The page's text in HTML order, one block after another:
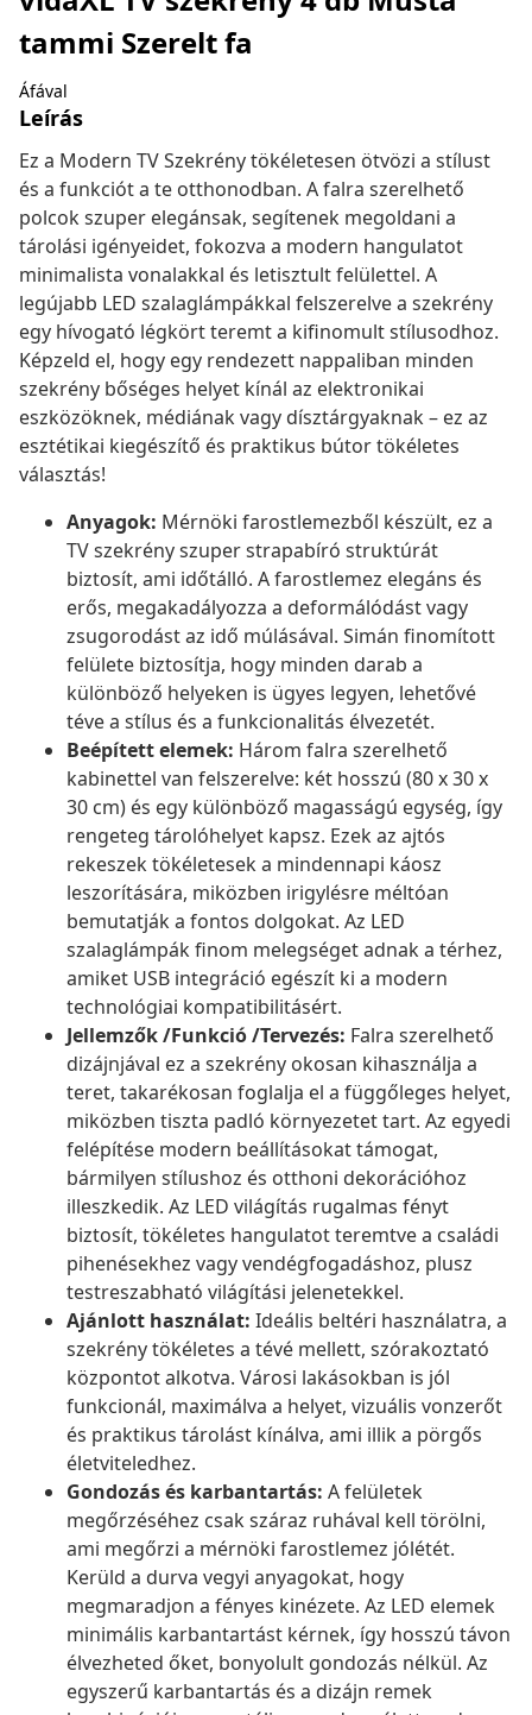
tammi Szerelt fa
Áfával
Leírás
Ez a Modern TV Szekrény tökéletesen ötvözi a stílust
és a funkciót a te otthonodban. A falra szerelhető
polcok szuper elegánsak, segítenek megoldani a
tárolási igényeidet, fokozva a modern hangulatot
minimalista vonalakkal és letisztult felülettel. A
legújabb LED szalaglámpákkal felszerelve a szekrény
egy hívogató légkört teremt a kifinomult stílusodhoz.
Képzeld el, hogy egy rendezett nappaliban minden
szekrény bőséges helyet kínál az elektronikai
eszközöknek, médiának vagy dísztárgyaknak – ez az
esztétikai kiegészítő és praktikus bútor tökéletes
választás!
Anyagok: Mérnöki farostlemezből készült, ez a
TV szekrény szuper strapabíró struktúrát
biztosít, ami időtálló. A farostlemez elegáns és
erős, megakadályozza a deformálódást vagy
zsugorodást az idő múlásával. Simán finomított
felülete biztosítja, hogy minden darab a
különböző helyeken is ügyes legyen, lehetővé
téve a stílus és a funkcionalitás élvezetét.
Beépített elemek: Három falra szerelhető
kabinettel van felszerelve: két hosszú (80 x 30 x
30 cm) és egy különböző magasságú egység, így
rengeteg tárolóhelyet kapsz. Ezek az ajtós
rekeszek tökéletesek a mindennapi káosz
leszorítására, miközben irigylésre méltóan
bemutatják a fontos dolgokat. Az LED
szalaglámpák finom melegséget adnak a térhez,
amiket USB integráció egészít ki a modern
technológiai kompatibilitásért.
Jellemzők /Funkció /Tervezés: Falra szerelhető
dizájnjával ez a szekrény okosan kihasználja a
teret, takarékosan foglalja el a függőleges helyet,
miközben tiszta padló környezetet tart. Az egyedi
felépítése modern beállításokat támogat,
bármilyen stílushoz és otthoni dekorációhoz
illeszkedik. Az LED világítás rugalmas fényt
biztosít, tökéletes hangulatot teremtve a családi
pihenésekhez vagy vendégfogadáshoz, plusz
testreszabható világítási jelenetekkel.
Ajánlott használat: Ideális beltéri használatra, a
szekrény tökéletes a tévé mellett, szórakoztató
központot alkotva. Városi lakásokban is jól
funkcionál, maximálva a helyet, vizuális vonzerőt
és praktikus tárolást kínálva, ami illik a pörgős
életviteledhez.
Gondozás és karbantartás: A felületek
megőrzéséhez csak száraz ruhával kell törölni,
ami megőrzi a mérnöki farostlemez jólétét.
Kerüld a durva vegyi anyagokat, hogy
megmaradjon a fényes kinézete. Az LED elemek
minimális karbantartást kérnek, így hosszú távon
élvezheted őket, bonyolult gondozás nélkül. Az
egyszerű karbantartás és a dizájn remek